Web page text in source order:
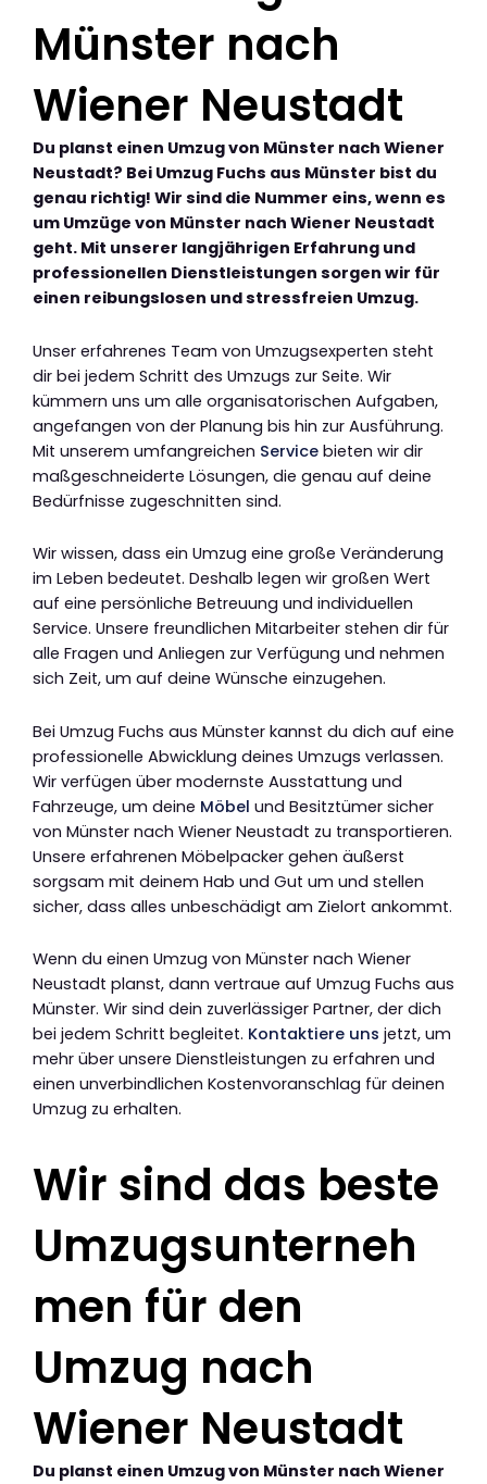
Münster nach
Wiener Neustadt
Du planst einen Umzug von Münster nach Wiener
Neustadt? Bei Umzug Fuchs aus Münster bist du
genau richtig! Wir sind die Nummer eins, wenn es
um Umzüge von Münster nach Wiener Neustadt
geht. Mit unserer langjährigen Erfahrung und
professionellen Dienstleistungen sorgen wir für
einen reibungslosen und stressfreien Umzug.
Unser erfahrenes Team von Umzugsexperten steht
dir bei jedem Schritt des Umzugs zur Seite. Wir
kümmern uns um alle organisatorischen Aufgaben,
angefangen von der Planung bis hin zur Ausführung.
Mit unserem umfangreichen Service bieten wir dir
maßgeschneiderte Lösungen, die genau auf deine
Bedürfnisse zugeschnitten sind.
Wir wissen, dass ein Umzug eine große Veränderung
im Leben bedeutet. Deshalb legen wir großen Wert
auf eine persönliche Betreuung und individuellen
Service. Unsere freundlichen Mitarbeiter stehen dir für
alle Fragen und Anliegen zur Verfügung und nehmen
sich Zeit, um auf deine Wünsche einzugehen.
Bei Umzug Fuchs aus Münster kannst du dich auf eine
professionelle Abwicklung deines Umzugs verlassen.
Wir verfügen über modernste Ausstattung und
Fahrzeuge, um deine Möbel und Besitztümer sicher
von Münster nach Wiener Neustadt zu transportieren.
Unsere erfahrenen Möbelpacker gehen äußerst
sorgsam mit deinem Hab und Gut um und stellen
sicher, dass alles unbeschädigt am Zielort ankommt.
Wenn du einen Umzug von Münster nach Wiener
Neustadt planst, dann vertraue auf Umzug Fuchs aus
Münster. Wir sind dein zuverlässiger Partner, der dich
bei jedem Schritt begleitet. Kontaktiere uns jetzt, um
mehr über unsere Dienstleistungen zu erfahren und
einen unverbindlichen Kostenvoranschlag für deinen
Umzug zu erhalten.
Wir sind das beste
Umzugsunterneh
men für den
Umzug nach
Wiener Neustadt
Du planst einen Umzug von Münster nach Wiener